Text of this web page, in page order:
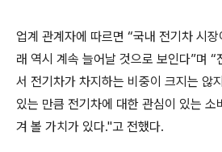
업계 관계자에 따르면 “국내 전기차 시
래 역시 계속 늘어날 것으로 보인다”며 “
서 전기차가 차지하는 비중이 크지는 않
있는 만큼 전기차에 대한 관심이 있는 소
겨 볼 가치가 있다."고 전했다.